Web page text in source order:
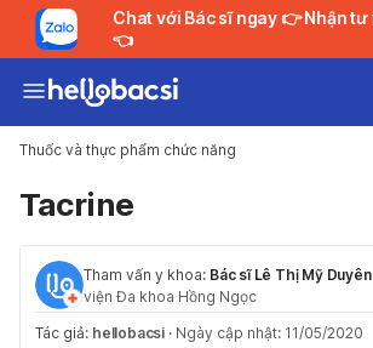
Chat với Bác sĩ ngay 👉 Nhận tư vấn MIỄN PHÍ
👈
Thuốc và thực phẩm chức năng
Tacrine
Tham vấn y khoa: Bác sĩ Lê Thị Mỹ Duyên
viện Đa khoa Hồng Ngọc
Tác giả: hellobacsi · Ngày cập nhật: 11/05/2020